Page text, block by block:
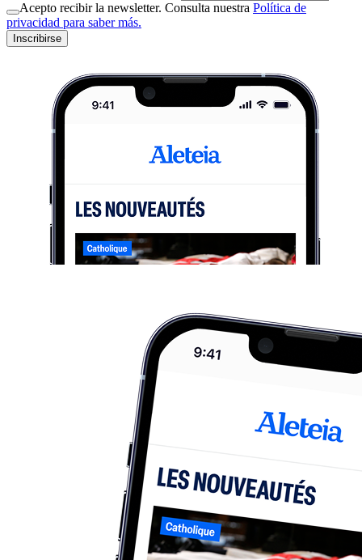
Acepto recibir la newsletter. Consulta nuestra Política de
privacidad para saber más.
Inscribirse